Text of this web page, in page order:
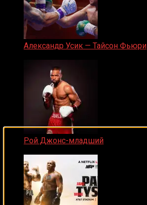
Александр Усик — Тайсон Фьюри
Рой Джонс-младший